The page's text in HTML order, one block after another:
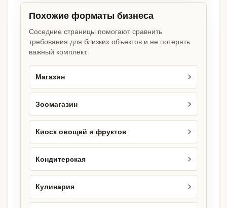
Похожие форматы бизнеса
Соседние страницы помогают сравнить
требования для близких объектов и не потерять
важный комплект.
Магазин
Зоомагазин
Киоск овощей и фруктов
Кондитерская
Кулинария